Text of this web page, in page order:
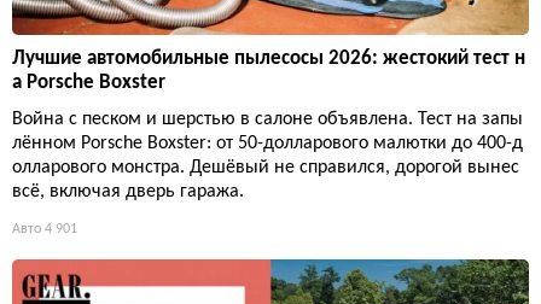
Лучшие автомобильные пылесосы 2026: жестокий тест н
а Porsche Boxster
Война с песком и шерстью в салоне объявлена. Тест на запы
лённом Porsche Boxster: от 50-долларового малютки до 400-д
олларового монстра. Дешёвый не справился, дорогой вынес
всё, включая дверь гаража.
Авто 4 901